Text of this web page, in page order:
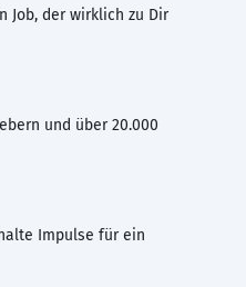
Job, der wirklich zu Dir
und über 20.000
Impulse für ein